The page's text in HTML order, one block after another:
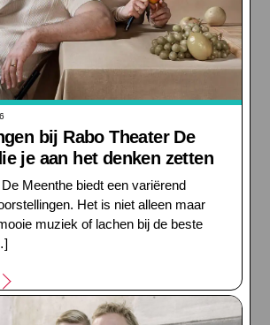
bij Rabo Theater De
je aan het denken zetten
Meenthe biedt een variërend
Het is niet alleen maar
muziek of lachen bij de beste